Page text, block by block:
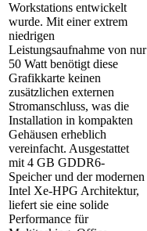
Workstations entwickelt
wurde. Mit einer extrem
niedrigen
Leistungsaufnahme von nur
50 Watt benötigt diese
Grafikkarte keinen
zusätzlichen externen
Stromanschluss, was die
Installation in kompakten
Gehäusen erheblich
vereinfacht. Ausgestattet
mit 4 GB GDDR6-
Speicher und der modernen
Intel Xe-HPG Architektur,
liefert sie eine solide
Performance für